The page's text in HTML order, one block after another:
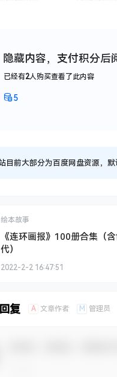
隐藏内容，支付积分后
已经有2人购买查看了此内容
5
目前大部分为百度网盘资源，
绘本故事
《连环画报》100册合集（
代）
2022-2-2 16:47:51
复 A 文章作者 M 管理员